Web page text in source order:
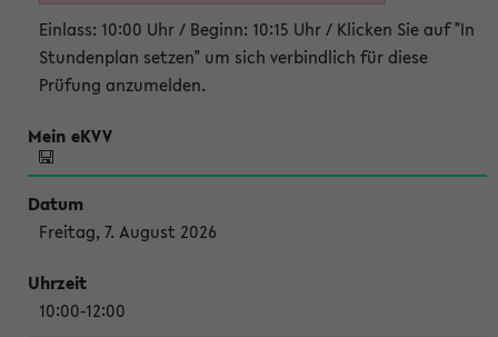
Einlass: 10:00 Uhr / Beginn: 10:15 Uhr / Klicken Sie auf "In
Stundenplan setzen" um sich verbindlich für diese
Prüfung anzumelden.
Freitag, 7. August 2026
10:00-12:00